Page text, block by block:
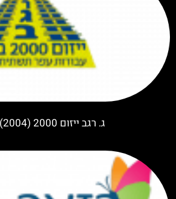
ג. רגב ייזום 2000 (2004) בע"מ